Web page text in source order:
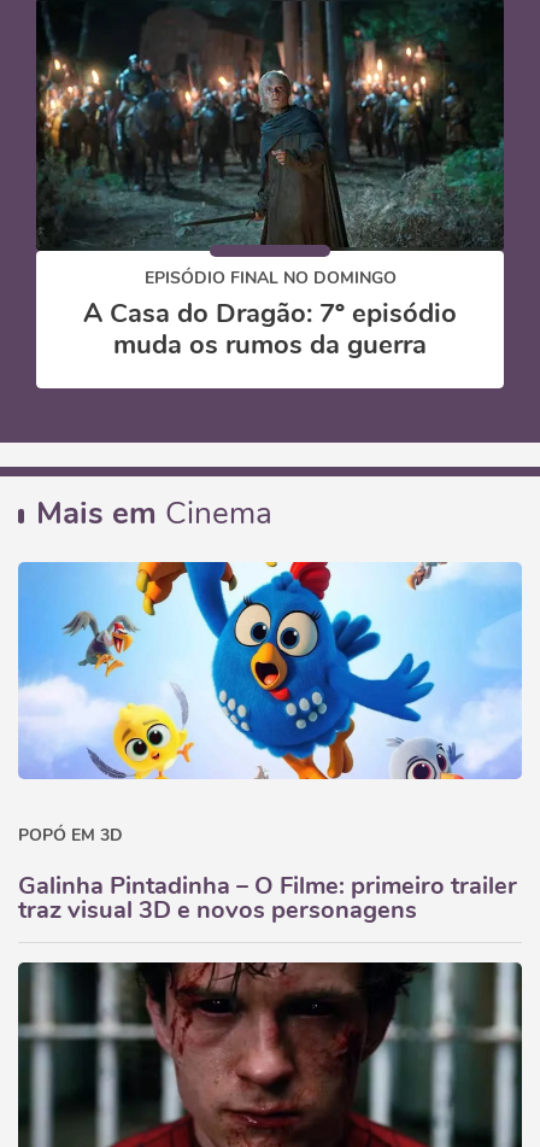
EPISÓDIO FINAL NO DOMINGO
A Casa do Dragão: 7º episódio
muda os rumos da guerra
Mais em Cinema
POPÓ EM 3D
Galinha Pintadinha – O Filme: primeiro trailer
traz visual 3D e novos personagens